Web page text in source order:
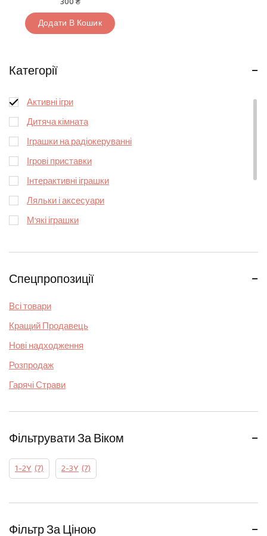
з
5
Додати В Кошик
Категорії
Активні ігри
Дитяча кімната
Іграшки на радіокеруванні
Ігрові приставки
Інтерактивні іграшки
Ляльки і аксесуари
М’які іграшки
Розвиваючі іграшки
Творчість
Спецпропозиції
Всі товари
Кращий Продавець
Нові надходження
Розпродаж
Гарячі Страви
Фільтрувати За Віком
1-2Y (7) 2-3Y (7)
Фільтр За Ціною